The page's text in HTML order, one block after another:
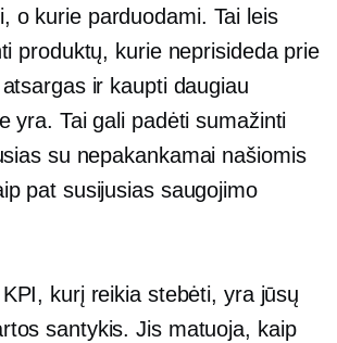
o kurie parduodami. Tai leis
produktų, kurie neprisideda prie
ir kaupti daugiau
yra. Tai gali padėti sumažinti
su nepakankamai našiomis
pat susijusias saugojimo
kurį reikia stebėti, yra jūsų
santykis. Jis matuoja, kaip